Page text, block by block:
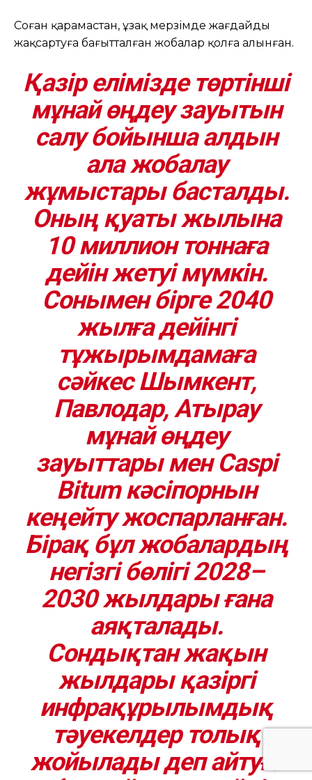
Соған қарамастан, ұзақ мерзімде жағдайды
жақсартуға бағытталған жобалар қолға алынған.
Қазір елімізде төртінші
мұнай өңдеу зауытын
салу бойынша алдын
ала жобалау
жұмыстары басталды.
Оның қуаты жылына
10 миллион тоннаға
дейін жетуі мүмкін.
Сонымен бірге 2040
жылға дейінгі
тұжырымдамаға
сәйкес Шымкент,
Павлодар, Атырау
мұнай өңдеу
зауыттары мен Caspi
Bitum кәсіпорнын
кеңейту жоспарланған.
Бірақ бұл жобалардың
негізгі бөлігі 2028–
2030 жылдары ғана
аяқталады.
Сондықтан жақын
жылдары қазіргі
инфрақұрылымдық
тәуекелдер толық
жойылады деп айтуға